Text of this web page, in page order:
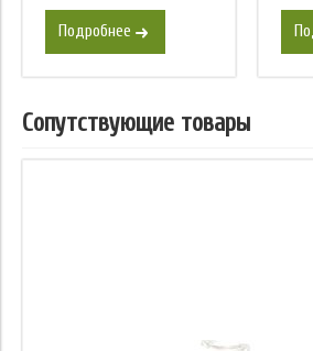
Подробнее
Сопутствующие товары